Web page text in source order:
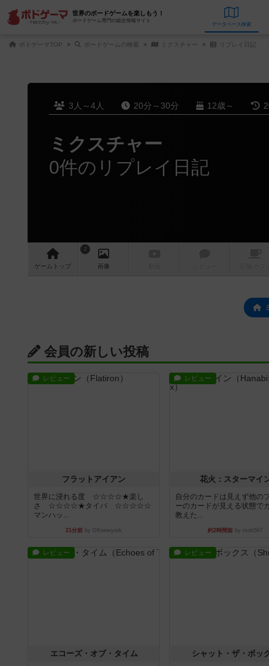
世界のボードゲームを楽しもう！
ボードゲーム専門の総合情報サイト
データベース
ボドゲーマTOP ボードゲームの検索 ミクスチャー リプレイ日記
3人～4人 20分～30分 12歳～
ミクスチャー
0件のリプレイ日記
ゲーム トップ
2
画像
会員の新しい投稿
レビュー
フラットアイアン
世界に浸れる度 ☆☆☆☆★楽し
さ ☆☆☆☆★タイパ ☆☆☆☆☆
マンハッ...
21分前 by DKnewyork
レビュー
花火：スターマイ
自分のカードは見えず他の
ーのカードが見える状態で
教えた...
約2時間前 by mob567
レビュー
エコーズ・オブ・タイム
レビュー
シャット・ザ・ボッ